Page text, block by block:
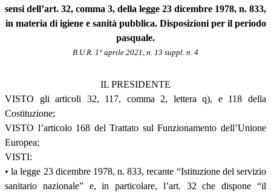
sensi dell’art. 32, comma 3, della legge 23 dicembre 1978, n. 833,
in materia di igiene e sanità pubblica. Disposizioni per il periodo
pasquale.
B.U.R. 1° aprile 2021, n. 13 suppl. n. 4
IL PRESIDENTE
VISTO gli articoli 32, 117, comma 2, lettera q), e 118 della
Costituzione;
VISTO l’articolo 168 del Trattato sul Funzionamento dell’Unione
Europea;
VISTI:
• la legge 23 dicembre 1978, n. 833, recante “Istituzione del servizio
sanitario nazionale” e, in particolare, l’art. 32 che dispone “il